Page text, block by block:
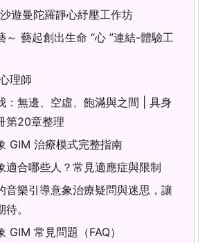
遊曼陀羅靜心紓壓工作坊
～ 藝起創出生命 “心 ”連結-體驗工
理師
：無邊、空虛、飽滿與之間 | 具身
第20章整理
GIM 治療模式完整指南
適合哪些人？常見適應症與限制
音樂引導意象治療疑問與迷思，讓
。
GIM 常見問題（FAQ）